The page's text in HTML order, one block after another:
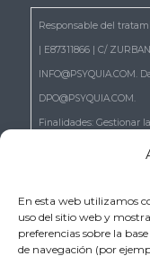
En esta web utilizamos
uso del sitio web y
preferencias sobre la
de navegación (por
Responsable del
| E87311866 | C/
INFO@PSYQUIA.COM.
DPO@PSYQUIA.COM.
Finalidades: Gestionar
22 del RGPD, de